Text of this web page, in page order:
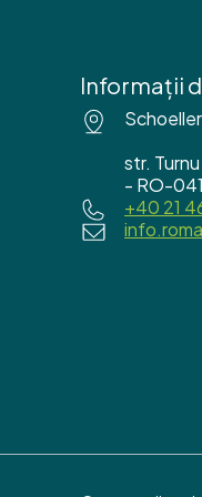
Informații
str.
- RO-
+40 21